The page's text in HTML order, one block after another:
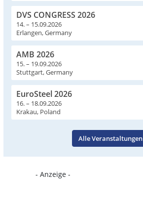
DVS CONGRESS 2026
14. – 15.09.2026
Erlangen, Germany
AMB 2026
15. – 19.09.2026
Stuttgart, Germany
EuroSteel 2026
16. – 18.09.2026
Krakau, Poland
Alle Veranstaltungen
- Anzeige -